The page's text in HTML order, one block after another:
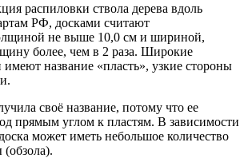
распиловки ствола дерева вдоль
РФ, досками считают
не выше 10,0 см и шириной,
более, чем в 2 раза. Широкие
имеют название «пласть», узкие стороны
своё название, потому что ее
прямым углом к пластям. В зависимости
может иметь небольшое количество
(обзола).